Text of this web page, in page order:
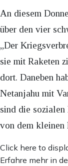
An diesem
über den vier
„Der
sie mit Raketen
dort. Daneben
Netanjahu mit
sind die
von dem kleinen
Inhalt
von
Click here to
Erfahre mehr in